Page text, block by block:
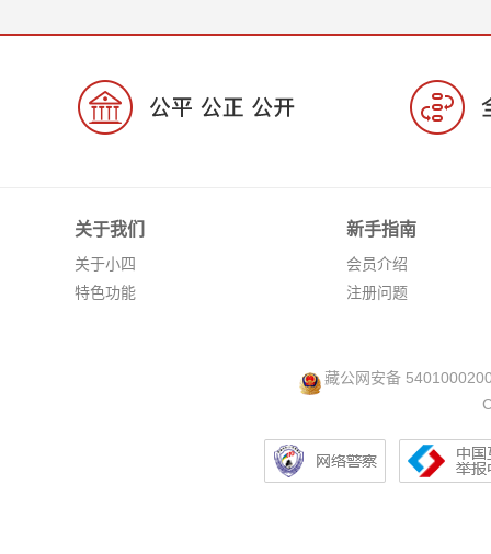
关于我们
关于小四
特色功能
新手指南
会员介绍
注册问题
藏公网安备